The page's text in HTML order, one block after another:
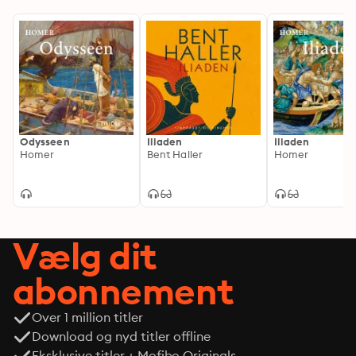
Odysseen
Homer
Iliaden
Bent Haller
Iliaden
Homer
Vælg dit
abonnement
Over 1 million titler
Download og nyd titler offline